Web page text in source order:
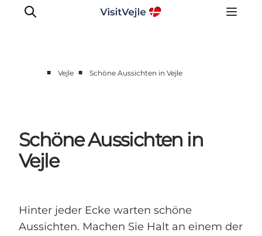
Reiseplanung
Inspiration
■ Vejle ■ Schöne Aussichten in Vejle
Schöne Aussichten in
Vejle
Hinter jeder Ecke warten schöne
Aussichten. Machen Sie Halt an einem der